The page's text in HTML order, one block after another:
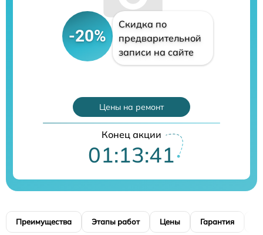
-20%
Скидка по
предварительной
записи на сайте
Цены на ремонт
Конец акции
01:13:40
Преимущества Этапы работ Цены Гарантия